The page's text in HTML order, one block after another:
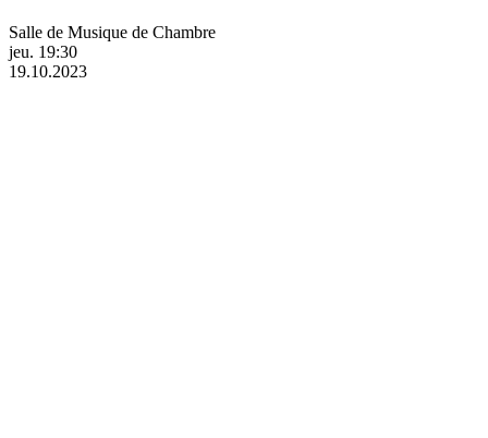
Salle de Musique de Chambre
jeu. 19:30
19.10.2023